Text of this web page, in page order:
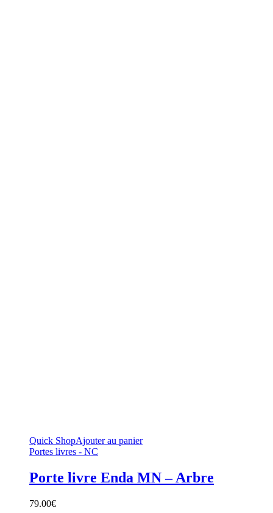
Quick ShopAjouter au panier
Portes livres - NC
Porte livre Enda MN – Arbre
79.00€